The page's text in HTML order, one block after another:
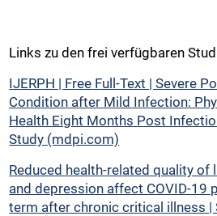
Links zu den frei verfügbaren
IJERPH | Free Full-Text | Severe
Condition after Mild Infection:
Health Eight Months Post
Study (mdpi.com)
Reduced health-related quality of
and depression affect COVID-19
term after chronic critical illness |